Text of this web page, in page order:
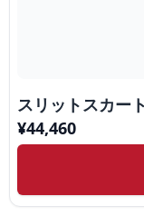
スリットスカー
¥44,460